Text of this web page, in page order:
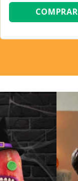
COMPRAR